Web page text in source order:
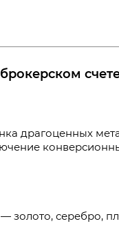
драгоценных
серебро,